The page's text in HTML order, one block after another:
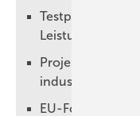
Testprogramm
Leistungsdaten
Projektpartner
industrielle
EU-Förderung